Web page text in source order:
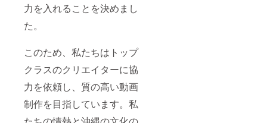
力を入れることを決めまし
た。
このため、私たちはトップ
クラスのクリエイターに協
力を依頼し、質の高い動画
制作を目指しています。私